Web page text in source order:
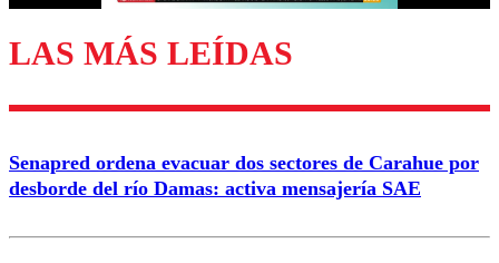
Enviar comentario
LAS MÁS LEÍDAS
Senapred ordena evacuar dos sectores de Carahue por
desborde del río Damas: activa mensajería SAE